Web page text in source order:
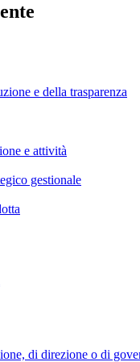
e della trasparenza
e attività
gestionale
di direzione o di